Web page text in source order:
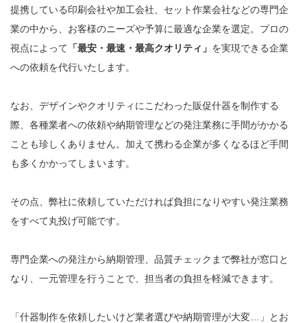
提携している印刷会社や加工会社、セット作業会社などの専門企
業の中から、お客様のニーズや予算に最適な企業を選定。プロの
視点によって 「最安・最速・最高クオリティ」 を実現できる企業
への依頼を代行いたします。
なお、デザインやクオリティにこだわった販促什器を制作する
際、各種業者への依頼や納期管理などの発注業務に手間がかかる
ことも珍しくありません。加えて携わる企業が多くなるほど手間
も多くかかってしまいます。
その点、弊社に依頼していただければ負担になりやすい発注業務
をすべて丸投げ可能です。
専門企業への発注から納期管理、品質チェックまで弊社が窓口と
なり、一元管理を行うことで、担当者の負担を軽減できます。
「什器制作を依頼したいけど業者選びや納期管理が大変…」とお